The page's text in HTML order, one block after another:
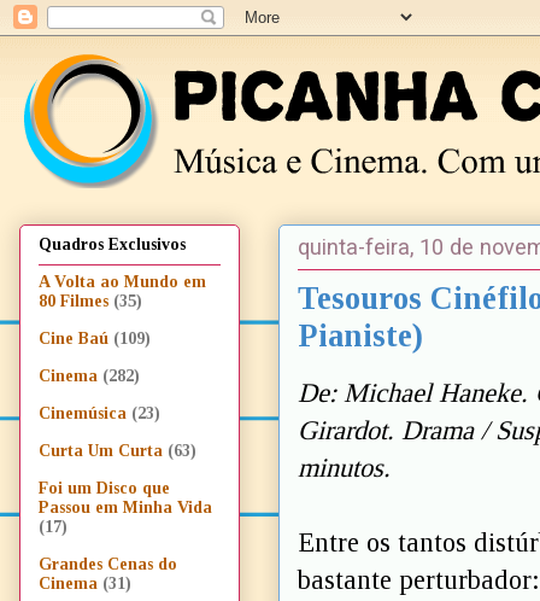
quinta-feira, 10 de
Tesouros
Pianiste)
De: Michael Haneke.
Girardot. Drama /
minutos.
Entre os tantos
bastante
Quadros Exclusivos
A Volta ao Mundo em
80 Filmes (35)
Cine Baú (109)
Cinema (282)
Cinemúsica (23)
Curta Um Curta (63)
Foi um Disco que
Passou em Minha Vida
(17)
Grandes Cenas do
Cinema (31)